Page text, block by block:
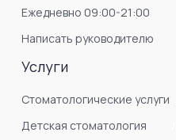
Ежедневно 09:00-21:00
Написать руководителю
Услуги
Стоматологические услуги
Детская стоматология